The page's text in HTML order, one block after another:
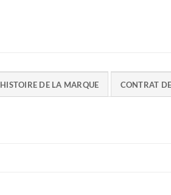
HISTOIRE DE LA MARQUE CONTRAT